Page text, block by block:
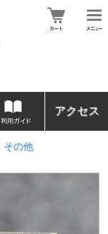
アクセス
その他